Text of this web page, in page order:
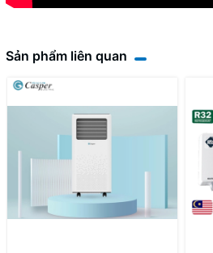
Sản phẩm liên quan